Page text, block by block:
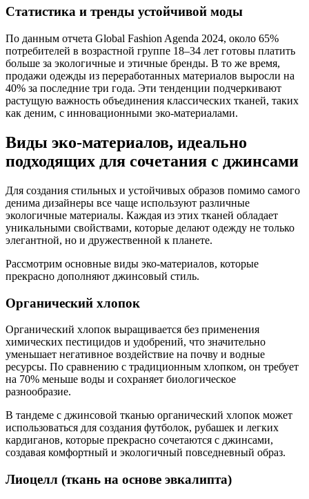
Статистика и тренды устойчивой моды
По данным отчета Global Fashion Agenda 2024, около 65%
потребителей в возрастной группе 18–34 лет готовы платить
больше за экологичные и этичные бренды. В то же время,
продажи одежды из переработанных материалов выросли на
40% за последние три года. Эти тенденции подчеркивают
растущую важность объединения классических тканей, таких
как деним, с инновационными эко-материалами.
Виды эко-материалов, идеально
подходящих для сочетания с джинсами
Для создания стильных и устойчивых образов помимо самого
денима дизайнеры все чаще используют различные
экологичные материалы. Каждая из этих тканей обладает
уникальными свойствами, которые делают одежду не только
элегантной, но и дружественной к планете.
Рассмотрим основные виды эко-материалов, которые
прекрасно дополняют джинсовый стиль.
Органический хлопок
Органический хлопок выращивается без применения
химических пестицидов и удобрений, что значительно
уменьшает негативное воздействие на почву и водные
ресурсы. По сравнению с традиционным хлопком, он требует
на 70% меньше воды и сохраняет биологическое
разнообразие.
В тандеме с джинсовой тканью органический хлопок может
использоваться для создания футболок, рубашек и легких
кардиганов, которые прекрасно сочетаются с джинсами,
создавая комфортный и экологичный повседневный образ.
Лиоцелл (ткань на основе эвкалипта)